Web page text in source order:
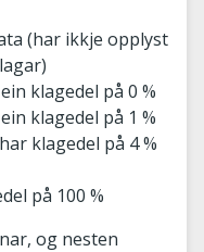
(har ikkje opplyst
klagedel på 0 %
klagedel på 1 %
klagedel på 4 %
på 100 %
og nesten